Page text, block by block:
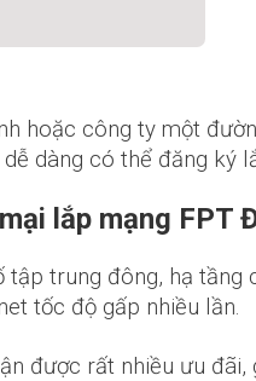
hoặc công ty một
dàng có thể đăng ký
lắp mạng FPT
tập trung đông, hạ
tốc độ gấp nhiều lần.
được rất nhiều ưu